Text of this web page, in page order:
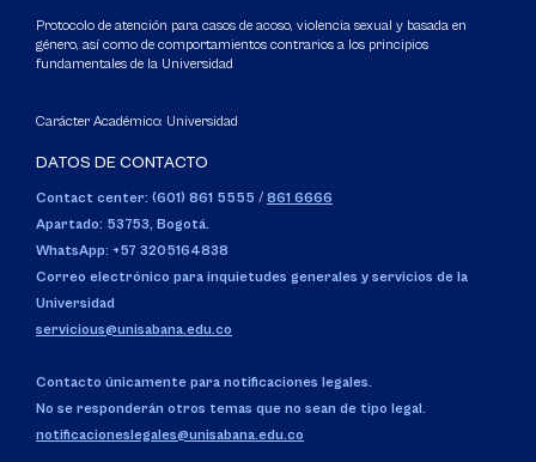
Protocolo de atención para casos de acoso, violencia sexual y basada en
género, así como de comportamientos contrarios a los principios
fundamentales de la Universidad
Carácter Académico: Universidad
DATOS DE CONTACTO
Contact center: (601) 861 5555 / 861 6666
Apartado: 53753, Bogotá.
WhatsApp: +57 3205164838
Correo electrónico para inquietudes generales y servicios de la
Universidad
servicious@unisabana.edu.co
Contacto únicamente para notificaciones legales.
No se responderán otros temas que no sean de tipo legal.
notificacioneslegales@unisabana.edu.co